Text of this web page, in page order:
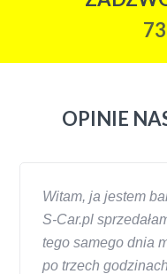
OPINIE
Witam, ja jestem
S-Car.pl
tego samego dnia
po trzech